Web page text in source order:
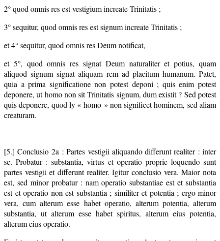
2° quod omnis res est vestigium increate Trinitatis ;
3° sequitur, quod omnis res est signum increate Trinitatis ;
et 4° sequitur, quod omnis res Deum notificat,
et 5°, quod omnis res signat Deum naturaliter et potius, quam
aliquod signum signat aliquam rem ad placitum humanum. Patet,
quia a prima significatione non potest deponi ; quis enim potest
deponere, ut homo non sit Trinitatis signum, dum existit ? Sed potest
quis deponere, quod ly « homo » non significet hominem, sed aliam
creaturam.
[5.] Conclusio 2a : Partes vestigii aliquando differunt realiter : inter
se. Probatur : substantia, virtus et operatio proprie loquendo sunt
partes vestigii et differunt realiter. Igitur conclusio vera. Maior nota
est, sed minor probatur : nam operatio substantiae est et substantia
est et operatio non est substantia ; similiter et potentia ; ergo minor
vera, cum alterum esse habet operatio, alterum potentia, alterum
substantia, ut alterum esse habet spiritus, alterum eius potentia,
alterum eius operatio.